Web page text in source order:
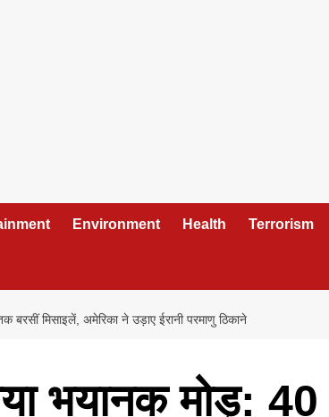
Environment Health Terrorism
मिसाइलें, अमेरिका ने उड़ाए ईरानी परमाणु ठिकाने
भयानक मोड़: 40